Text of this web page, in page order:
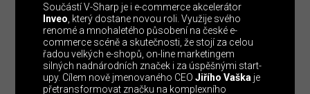
Součástí V-Sharp je i e-commerce akcelerátor
Inveo , který dostane novou roli. Využije svého
renomé a mnohaletého působení na české e-
commerce scéně a skutečnosti, že stojí za celou
řadou velkých e-shopů, on-line marketingem
silných nadnárodních značek i za úspěšnými start-
upy. Cílem nově jmenovaného CEOJiřího Vaška je
přetransformovat značku na komplexního